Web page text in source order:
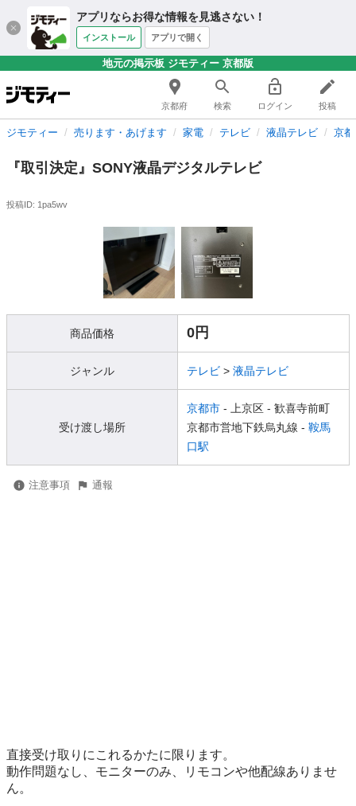
アプリならお得な情報を見逃さない！
インストール アプリで開く
地元の掲示板 ジモティー 京都版
京都府 検索 ログイン 投稿
ジモティー 売ります・あげます 家電 テレビ 液晶テレビ 京
『取引決定』SONY液晶デジタルテレビ
投稿ID: 1pa5wv
商品価格 0円
ジャンル テレビ > 液晶テレビ
受け渡し場所
京都市 - 上京区 - 歓喜寺前町
京都市営地下鉄烏丸線 - 鞍馬
口駅
注意事項 通報
直接受け取りにこれるかたに限ります。
動作問題なし、モニターのみ、リモコンや他配線ありませ
ん。